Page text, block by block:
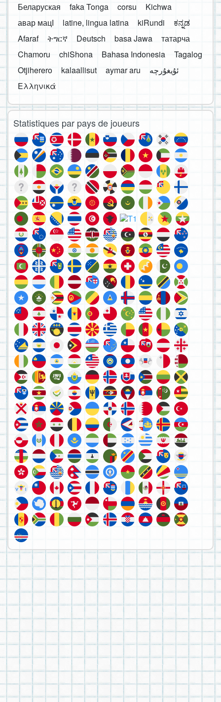
Беларуская
faka Tonga corsu
Kichwa
авар мацӀ
latine, lingua latina kiRundi
ಕನ್ನಡ
Afaraf
ትግርኛ Deutsch basa Jawa
татарча
Chamoru
chiShona Bahasa Indonesia
Tagalog
Otjiherero
kalaallisut aymar aru
Ελληνικά
Statistiques par pays de joueurs